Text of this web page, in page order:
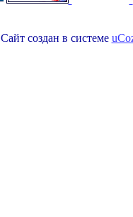
Сайт создан в системе